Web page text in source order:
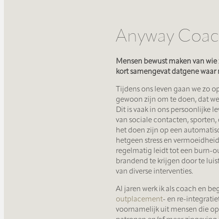
Anyway
Mensen bewust maken van
kort samengevat datgene
Tijdens ons leven gaan we zo
gewoon zijn om te doen, dat
Dit is vaak in ons persoonlijke
van sociale contacten, sporten,
het doen zijn op een
hetgeen stress en
regelmatig leidt tot een burn-
brandend te krijgen door te
van diverse interventies.
Al jaren werk ik als coach en
outplacement- en re-
voornamelijk uit mensen die